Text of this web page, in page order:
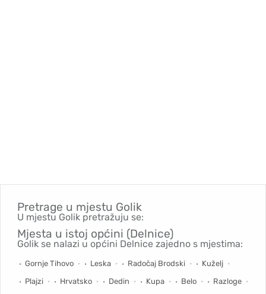
Pretrage u mjestu Golik
U mjestu Golik pretražuju se:
Mjesta u istoj općini (Delnice)
Golik se nalazi u općini Delnice zajedno s mjestima:
Gornje Tihovo Leska Radočaj Brodski
Kuželj
Plajzi
Hrvatsko Dedin Kupa Belo
Razloge